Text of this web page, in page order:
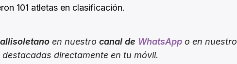
101 atletas en clasificación.
en nuestro canal de WhatsApp o en nuestro
directamente en tu móvil.